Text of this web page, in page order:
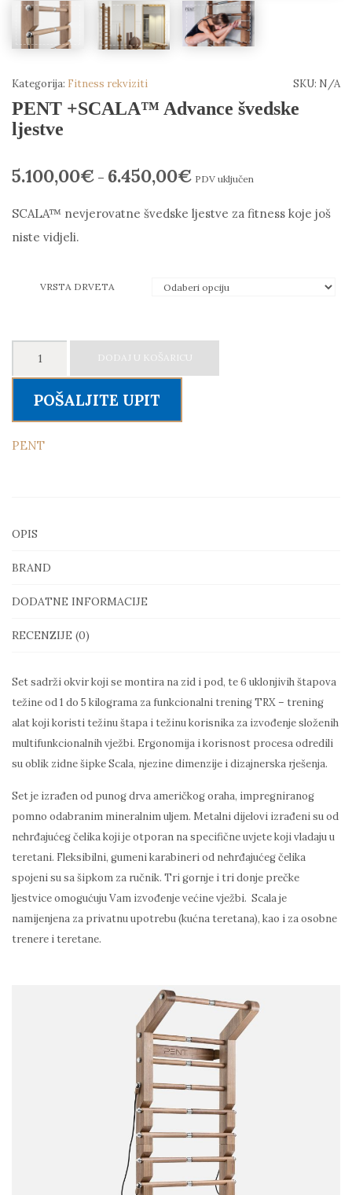
SKU: N/A
Kategorija: Fitness rekviziti
PENT +SCALA™ Advance švedske
ljestve
5.100,00€ – 6.450,00€ PDV uključen
SCALA™ nevjerovatne švedske ljestve za fitness koje još
niste vidjeli.
VRSTA DRVETA
+SCALA™
Advance
švedske
ljestve
DODAJ U KOŠARICU
POŠALJITE UPIT
PENT
OPIS
BRAND
DODATNE INFORMACIJE
RECENZIJE (0)
Set sadrži okvir koji se montira na zid i pod, te 6 uklonjivih štapova
težine od 1 do 5 kilograma za funkcionalni trening TRX – trening
alat koji koristi težinu štapa i težinu korisnika za izvođenje složenih
multifunkcionalnih vježbi. Ergonomija i korisnost procesa odredili
su oblik zidne šipke Scala, njezine dimenzije i dizajnerska rješenja.
Set je izrađen od punog drva američkog oraha, impregniranog
pomno odabranim mineralnim uljem. Metalni dijelovi izrađeni su od
nehrđajućeg čelika koji je otporan na specifične uvjete koji vladaju u
teretani. Fleksibilni, gumeni karabineri od nehrđajućeg čelika
spojeni su sa šipkom za ručnik. Tri gornje i tri donje prečke
ljestvice omogućuju Vam izvođenje većine vježbi. Scala je
namijenjena za privatnu upotrebu (kućna teretana), kao i za osobne
trenere i teretane.